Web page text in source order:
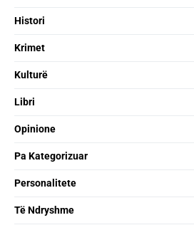
Histori
Krimet
Kulturë
Libri
Opinione
Pa Kategorizuar
Personalitete
Të Ndryshme